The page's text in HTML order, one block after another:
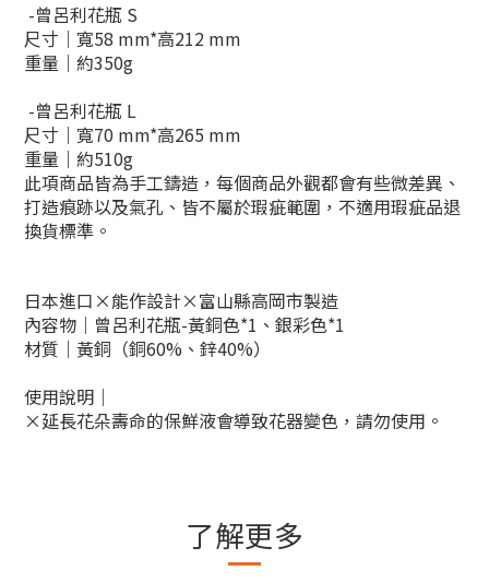
-曾呂利花瓶 S
尺寸｜寬58 mm*高212 mm
重量｜約350g
-曾呂利花瓶 L
尺寸｜寬70 mm*高265 mm
重量｜約510g
此項商品皆為手工鑄造， 每個商品外觀都會有些微差異、
打造痕跡以及氣孔、 皆不屬於瑕疵範圍 ，不適用瑕疵品退
換貨標準。
日本進口×能作設計×富山縣高岡市製造
內容物｜曾呂利花瓶-黃銅色*1、銀彩色*1
材質｜黃銅（銅60%、鋅40%）
使用說明｜
×延長花朵壽命的保鮮液會導致花器變色，請勿使用。
了解更多